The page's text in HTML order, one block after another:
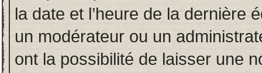
la date et l’heure de la dernière
un modérateur ou un
ont la possibilité de laisser une